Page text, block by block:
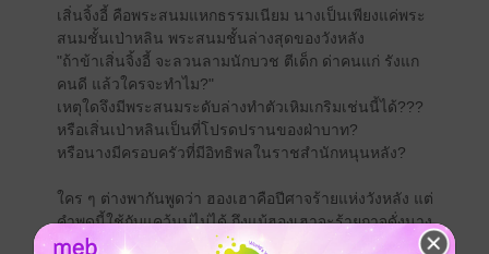
เสิ่นจิ้งอี้ คือพระสนมแหกธรรมเนียม นางเป็นเพียงแค่พระ
สนมชั้นเป่าหลิน พระสนมชั้นล่างสุดของวังหลัง
"ถ้าข้าเสิ่นจิ้งอี้ จะลวนลามนักบวช ตีเด็ก ด่าคนแก่ รังแก
คนดี แล้วใครจะทำไม?"
เหตุใดจึงมีพระสนมระดับล่างทำตัวเหิมเกริมเช่นนี้ได้???
หรือเสิ่นเป่าหลินเป็นที่โปรดปรานของฝ่าบาท?
หรือนางมีครอบครัวที่มีอิทธิพลในราชสำนักหนุนหลัง?
ใคร ๆ ต่างพากันพูดว่า ฮองเฮาคือปีศาจร้ายแห่งวังหลัง แต่
คำพูดนี้ใช้กับแคว้นมู่ไม่ได้ ถึงแม้ฮองเฮาจะร้ายกาจดั่งนาง
มาร แต่หากจะเทียบกับเป่าหลินผู้นั้นแล้ว ยังห่างชั้นกันไกล